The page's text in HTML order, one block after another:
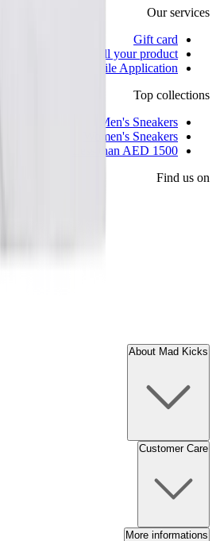
Our services
Gift card
Sell your product
Mobile Application
Top collections
Men's Sneakers
Women's Sneakers
Less than AED 1500
Find us on
About Mad Kicks
Customer Care
More informations